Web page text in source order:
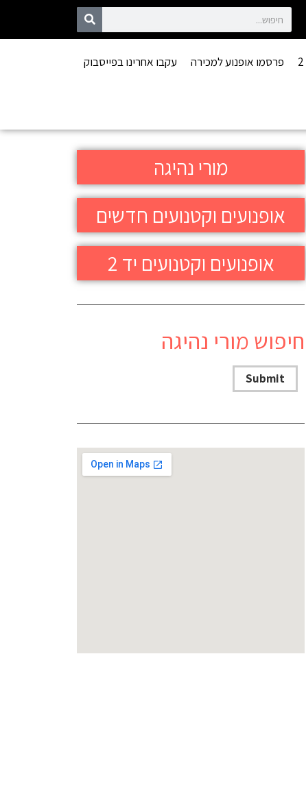
פרסמו אופנוע למכירה עקבו אחרינו בפייסבוק
מורי נהיגה
אופנועים וקטנועים חדשים
אופנועים וקטנועים יד 2
חיפוש מורי נהיגה